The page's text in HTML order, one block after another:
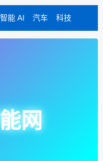
智能 AI 汽车 科技
网